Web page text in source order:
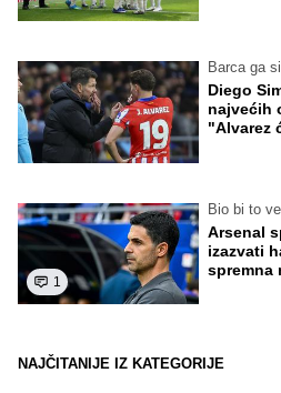
Barca ga
Diego
najvećih
"Alvarez
1
Bio bi to
Arsenal
izazvati
spremna
NAJČITANIJE IZ KATEGORIJE